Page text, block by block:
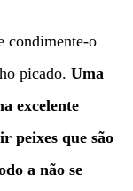
condimente-o
picado. Uma
excelente
peixes que são
a não se